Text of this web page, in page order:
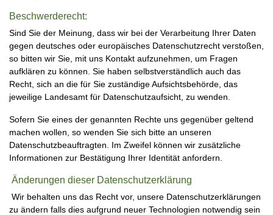
Beschwerderecht:
Sind Sie der Meinung, dass wir bei der Verarbeitung Ihrer Daten
gegen deutsches oder europäisches Datenschutzrecht verstoßen,
so bitten wir Sie, mit uns Kontakt aufzunehmen, um Fragen
aufklären zu können. Sie haben selbstverständlich auch das
Recht, sich an die für Sie zuständige Aufsichtsbehörde, das
jeweilige Landesamt für Datenschutzaufsicht, zu wenden.
Sofern Sie eines der genannten Rechte uns gegenüber geltend
machen wollen, so wenden Sie sich bitte an unseren
Datenschutzbeauftragten. Im Zweifel können wir zusätzliche
Informationen zur Bestätigung Ihrer Identität anfordern.
Änderungen dieser Datenschutzerklärung
Wir behalten uns das Recht vor, unsere Datenschutzerklärungen
zu ändern falls dies aufgrund neuer Technologien notwendig sein